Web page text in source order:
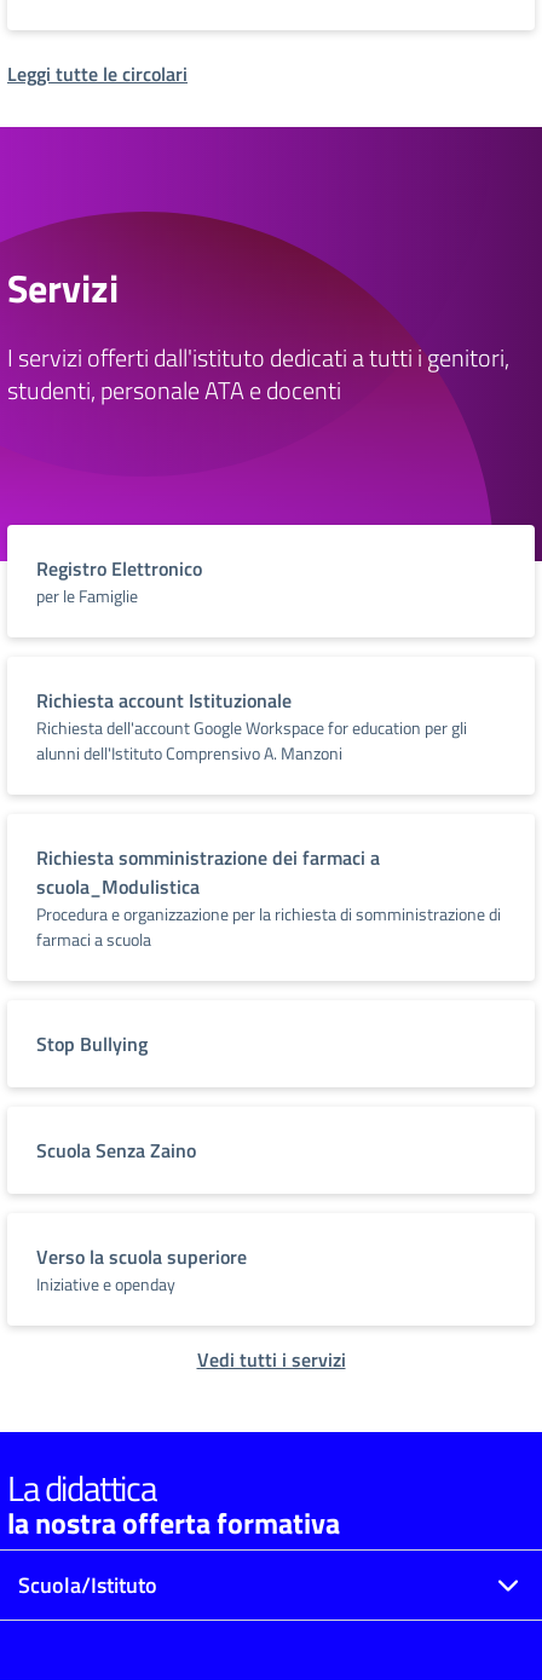
Leggi tutte le circolari
Servizi
I servizi offerti dall'istituto dedicati a tutti i genitori,
studenti, personale ATA e docenti
Registro Elettronico
per le Famiglie
Richiesta account Istituzionale
Richiesta dell'account Google Workspace for education per gli
alunni dell'Istituto Comprensivo A. Manzoni
Richiesta somministrazione dei farmaci a
scuola_Modulistica
Procedura e organizzazione per la richiesta di somministrazione di
farmaci a scuola
Stop Bullying
Scuola Senza Zaino
Verso la scuola superiore
Iniziative e openday
Vedi tutti i servizi
La didattica
la nostra offerta formativa
Scuola/Istituto